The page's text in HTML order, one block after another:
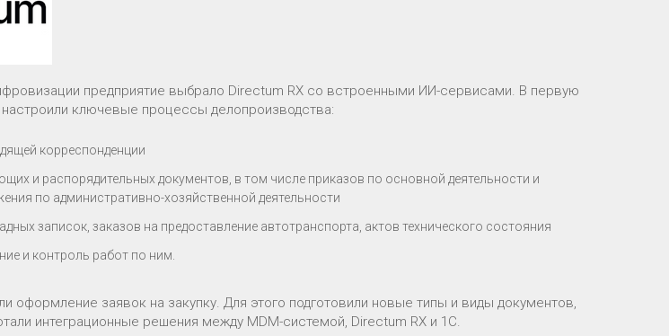
предприятие выбрало Directum RX со встроенными ИИ-сервисами. В первую
ключевые процессы делопроизводства:
корреспонденции
и распорядительных документов, в том числе приказов по основной деятельности и
по административно-хозяйственной деятельности
записок, заказов на предоставление автотранспорта, актов технического состояния
и контроль работ по ним.
оформление заявок на закупку. Для этого подготовили новые типы и виды документов,
интеграционные решения между MDM-системой, Directum RX и 1С.